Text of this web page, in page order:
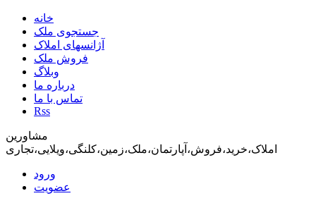
خانه
جستجوی ملک
آژانسهای املاک
فروش ملک
وبلاگ
درباره ما
تماس با ما
Rss
مشاورین
املاک،خرید،فروش،آپارتمان،ملک،زمین،کلنگی،ویلایی،تجاری
ورود
عضویت